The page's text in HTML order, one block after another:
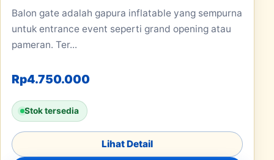
Balon gate adalah gapura inflatable yang sempurna
untuk entrance event seperti grand opening atau
pameran. Ter...
Rp4.750.000
Stok tersedia
Lihat Detail